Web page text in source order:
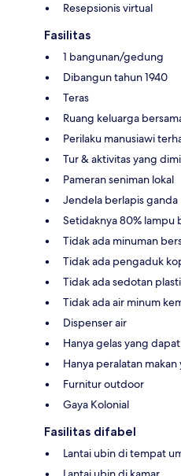
Resepsionis virtual
Fasilitas
1 bangunan/gedung
Dibangun tahun 1940
Teras
Ruang keluarga
Perilaku manusiawi
Tur & aktivitas yang
Pameran seniman lokal
Jendela berlapis ganda
Setidaknya 80% lampu
Tidak ada minuman
Tidak ada pengaduk
Tidak ada sedotan
Tidak ada air minum
Dispenser air
Hanya gelas yang
Hanya peralatan
Furnitur outdoor
Gaya Kolonial
Fasilitas difabel
Lantai ubin di tempat